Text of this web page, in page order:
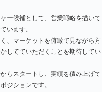
ー候補として、営業戦略を描いて
います。
、マーケットを俯瞰で見ながら方
してていただくことを期待してい
らスタートし、実績を積み上げて
ジションです。